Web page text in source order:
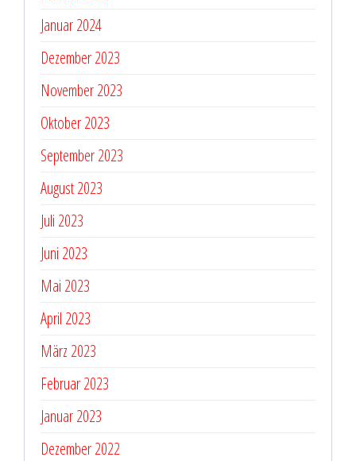
Januar 2024
Dezember 2023
November 2023
Oktober 2023
September 2023
August 2023
Juli 2023
Juni 2023
Mai 2023
April 2023
März 2023
Februar 2023
Januar 2023
Dezember 2022